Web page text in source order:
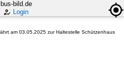
bus-bild.de
Login
am 03.05.2025 zur Haltestelle Schützenhaus